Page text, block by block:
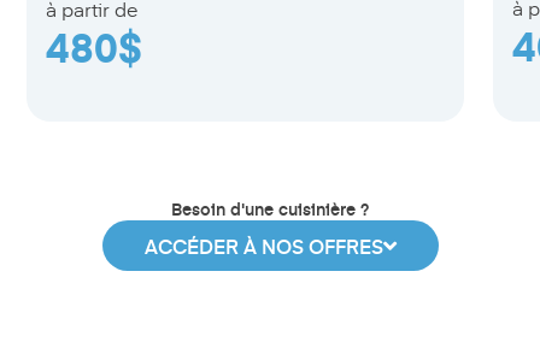
à partir de
480$
à
Besoin d'une cuisinière ?
ACCÉDER À NOS OFFRES